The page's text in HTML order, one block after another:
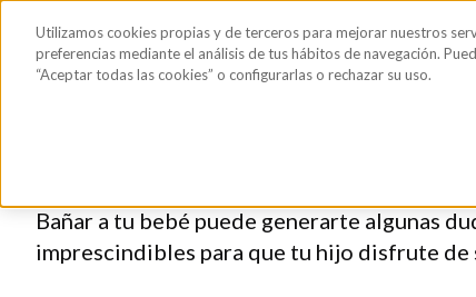
Todos los
productos
Sérum de pestañas y cejasGafas de Sol
4 claves para el
Bañar a tu bebé puede generarte algunas
imprescindibles para que tu hijo disfrute de
Utilizamos cookies propias y de terceros para mejorar nuestros
preferencias mediante el análisis de tus hábitos de navegación.
“Aceptar todas las cookies” o configurarlas o rechazar su uso.